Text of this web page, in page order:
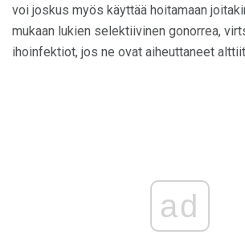
voi joskus myös käyttää hoitamaan
mukaan lukien selektiivinen gonorrea,
ihoinfektiot, jos ne ovat aiheuttaneet
ad